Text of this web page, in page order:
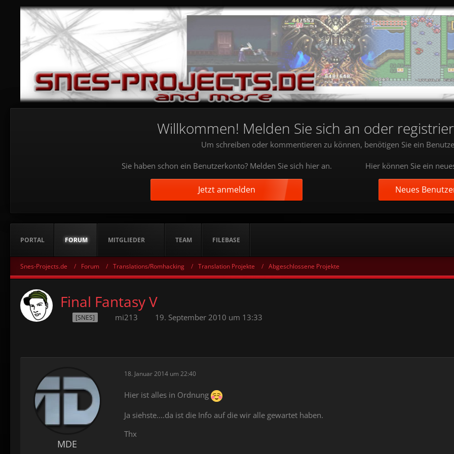
Willkommen! Melden Sie sich an oder
Um schreiben oder kommentieren zu können, benötigen Sie ein
Sie haben schon ein Benutzerkonto? Melden Sie sich hier an.
Jetzt anmelden
Hier können Sie ein
Neues
PORTAL FORUM MITGLIEDER TEAM FILEBASE
Snes-Projects.de Forum Translations/Romhacking Translation Projekte Abgeschlossene Projekte
Final Fantasy V
[SNES] mi213 19. September 2010 um 13:33
MDE
18. Januar 2014 um 22:40
Hier ist alles in Ordnung
Ja siehste....da ist die Info auf die wir alle gewartet haben.
Thx